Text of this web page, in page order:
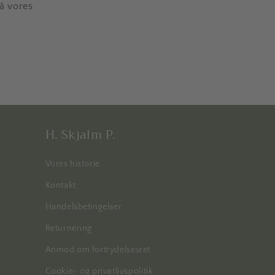
vores
H. Skjalm P.
Vores historie
Kontakt
Handelsbetingelser
Returnering
Anmod om fortrydelsesret
Cookie- og privatlivspolitik